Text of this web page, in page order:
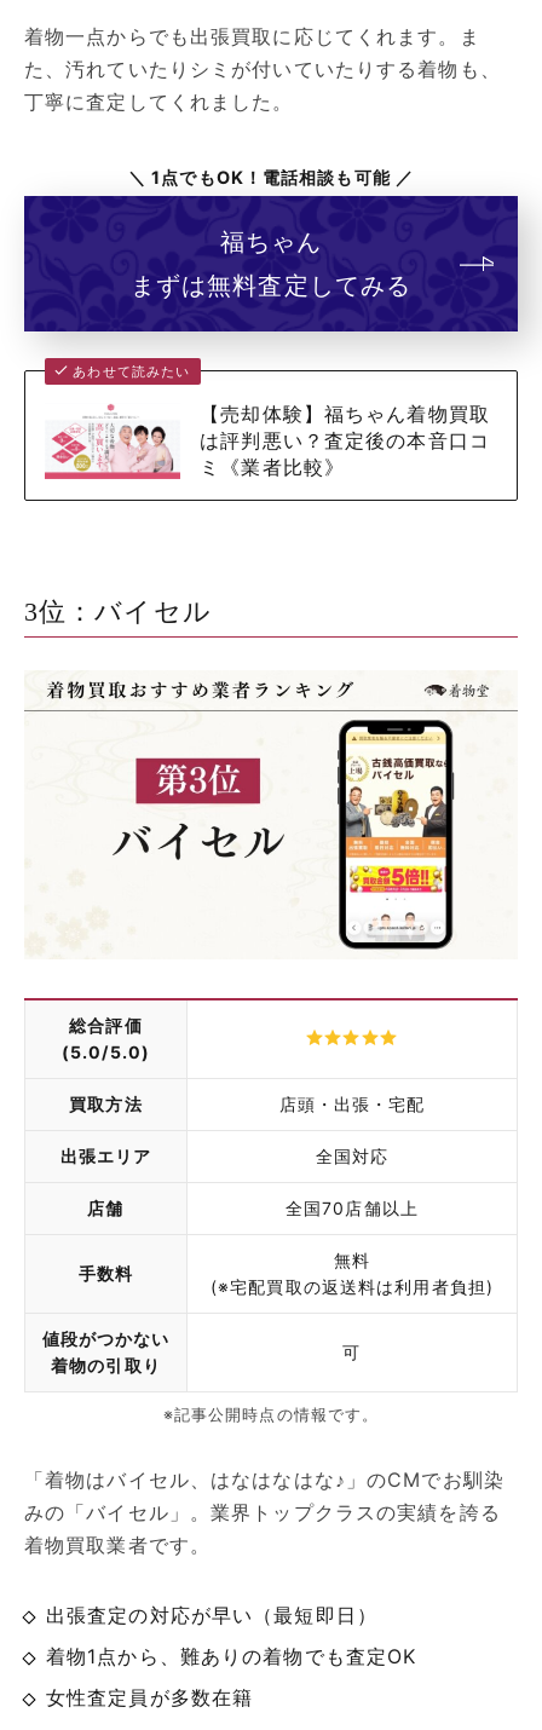
着物一点からでも出張買取に応じてくれます。ま
た、汚れていたりシミが付いていたりする着物も、
丁寧に査定してくれました。
＼ 1点でもOK！電話相談も可能 ／
福ちゃん
まずは無料査定してみる
あわせて読みたい
【売却体験】福ちゃん着物買取
は評判悪い？査定後の本音口コ
ミ《業者比較》
3位：バイセル
総合評価
(5.0/5.0)
買取方法 店頭・出張・宅配
出張エリア 全国対応
店舗 全国70店舗以上
手数料
無料
(※宅配買取の返送料は利用者負担)
値段がつかない
着物の引取り
可
※記事公開時点の情報です。
「着物はバイセル、はなはなはな♪」のCMでお馴染
みの「バイセル」。業界トップクラスの実績を誇る
着物買取業者です。
出張査定の対応が早い（最短即日）
着物1点から、難ありの着物でも査定OK
女性査定員が多数在籍